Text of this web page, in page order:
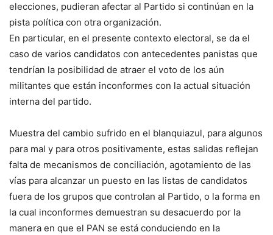
elecciones, pudieran afectar al Partido si continúan en la
pista política con otra organización.
En particular, en el presente contexto electoral, se da el
caso de varios candidatos con antecedentes panistas que
tendrían la posibilidad de atraer el voto de los aún
militantes que están inconformes con la actual situación
interna del partido.
Muestra del cambio sufrido en el blanquiazul, para algunos
para mal y para otros positivamente, estas salidas reflejan
falta de mecanismos de conciliación, agotamiento de las
vías para alcanzar un puesto en las listas de candidatos
fuera de los grupos que controlan al Partido, o la forma en
la cual inconformes demuestran su desacuerdo por la
manera en que el PAN se está conduciendo en la